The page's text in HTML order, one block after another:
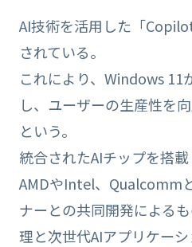
AI技術を活用した「
されている。
これにより、Windows 11
し、ユーザーの生産性を
という。
統合されたAIチップを搭
AMDやIntel、Qualcomm
ナーとの共同開発による
理と次世代AIアプリケー